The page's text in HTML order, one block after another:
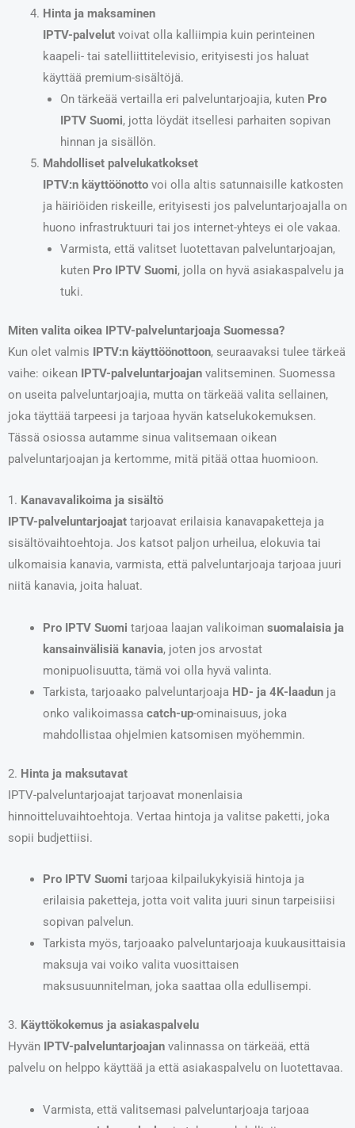
Hinta ja maksaminen
IPTV-palvelutvoivat olla kalliimpia kuin perinteinen
kaapeli- tai satelliittitelevisio, erityisesti jos haluat
käyttää premium-sisältöjä.
On tärkeää vertailla eri palveluntarjoajia, kuten Pro
IPTV Suomi, jotta löydät itsellesi parhaiten sopivan
hinnan ja sisällön.
Mahdolliset palvelukatkokset
IPTV:n käyttöönottovoi olla altis satunnaisille katkosten
ja häiriöiden riskeille, erityisesti jos palveluntarjoajalla on
huono infrastruktuuri tai jos internet-yhteys ei ole vakaa.
Varmista, että valitset luotettavan palveluntarjoajan,
kuten Pro IPTV Suomi, jolla on hyvä asiakaspalvelu ja
tuki.
Miten valita oikea IPTV-palveluntarjoaja Suomessa?
Kun olet valmis IPTV:n käyttöönottoon, seuraavaksi tulee tärkeä
vaihe: oikean IPTV-palveluntarjoajan valitseminen. Suomessa
on useita palveluntarjoajia, mutta on tärkeää valita sellainen,
joka täyttää tarpeesi ja tarjoaa hyvän katselukokemuksen.
Tässä osiossa autamme sinua valitsemaan oikean
palveluntarjoajan ja kertomme, mitä pitää ottaa huomioon.
1. Kanavavalikoima ja sisältö
IPTV-palveluntarjoajat tarjoavat erilaisia kanavapaketteja ja
sisältövaihtoehtoja. Jos katsot paljon urheilua, elokuvia tai
ulkomaisia kanavia, varmista, että palveluntarjoaja tarjoaa juuri
niitä kanavia, joita haluat.
Pro IPTV Suomi tarjoaa laajan valikoiman suomalaisia ja
kansainvälisiä kanavia, joten jos arvostat
monipuolisuutta, tämä voi olla hyvä valinta.
Tarkista, tarjoaako palveluntarjoaja HD- ja 4K-laadunja
onko valikoimassa catch-up-ominaisuus, joka
mahdollistaa ohjelmien katsomisen myöhemmin.
2. Hinta ja maksutavat
IPTV-palveluntarjoajat tarjoavat monenlaisia
hinnoitteluvaihtoehtoja. Vertaa hintoja ja valitse paketti, joka
sopii budjettiisi.
Pro IPTV Suomi tarjoaa kilpailukykyisiä hintoja ja
erilaisia paketteja, jotta voit valita juuri sinun tarpeisiisi
sopivan palvelun.
Tarkista myös, tarjoaako palveluntarjoaja kuukausittaisia
maksuja vai voiko valita vuosittaisen
maksusuunnitelman, joka saattaa olla edullisempi.
3. Käyttökokemus ja asiakaspalvelu
Hyvän IPTV-palveluntarjoajan valinnassa on tärkeää, että
palvelu on helppo käyttää ja että asiakaspalvelu on luotettavaa.
Varmista, että valitsemasi palveluntarjoaja tarjoaa